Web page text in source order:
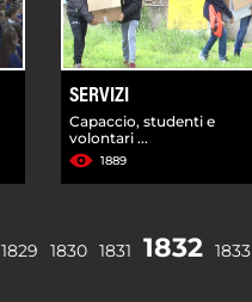
SERVIZI
Capaccio, studenti e
volontari ...
1889
1829 1830 1831 1832 1833